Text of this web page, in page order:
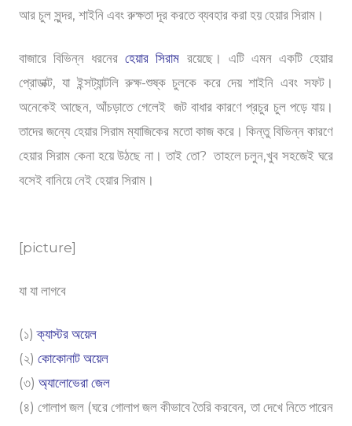
আর চুল সুন্দর, শাইনি এবং রুক্ষতা দূর করতে ব্যবহার করা হয় হেয়ার সিরাম।
বাজারে বিভিন্ন ধরনের হেয়ার সিরাম রয়েছে। এটি এমন একটি হেয়ার
প্রোডাক্ট, যা ইন্সট্যান্টলি রুক্ষ-শুষ্ক চুলকে করে দেয় শাইনি এবং সফট।
অনেকেই আছেন, আঁচড়াতে গেলেই জট বাধার কারণে প্রচুর চুল পড়ে যায়।
তাদের জন্যে হেয়ার সিরাম ম্যাজিকের মতো কাজ করে। কিন্তু বিভিন্ন কারণে
হেয়ার সিরাম কেনা হয়ে উঠছে না। তাই তো? তাহলে চলুন,খুব সহজেই ঘরে
বসেই বানিয়ে নেই হেয়ার সিরাম।
[picture]
যা যা লাগবে
(১)ক্যাস্টর অয়েল
(২) কোকোনাট অয়েল
(৩) অ্যালোভেরা জেল
(৪) গোলাপ জল (ঘরে গোলাপ জল কীভাবে তৈরি করবেন, তা দেখে নিতে পারেন